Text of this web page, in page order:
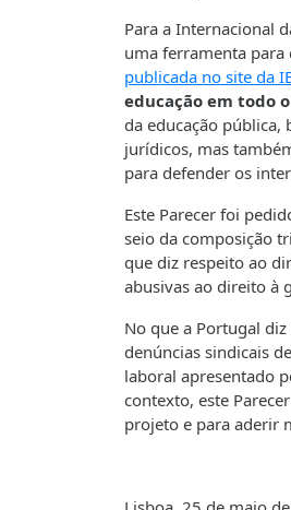
Para a Internacional
uma ferramenta para
publicada no site da
educação em todo
da educação pública,
jurídicos, mas
para defender os
Este Parecer foi
seio da composição
que diz respeito ao
abusivas ao direito à
No que a Portugal
denúncias sindicais
laboral apresentado
contexto, este
projeto e para aderir